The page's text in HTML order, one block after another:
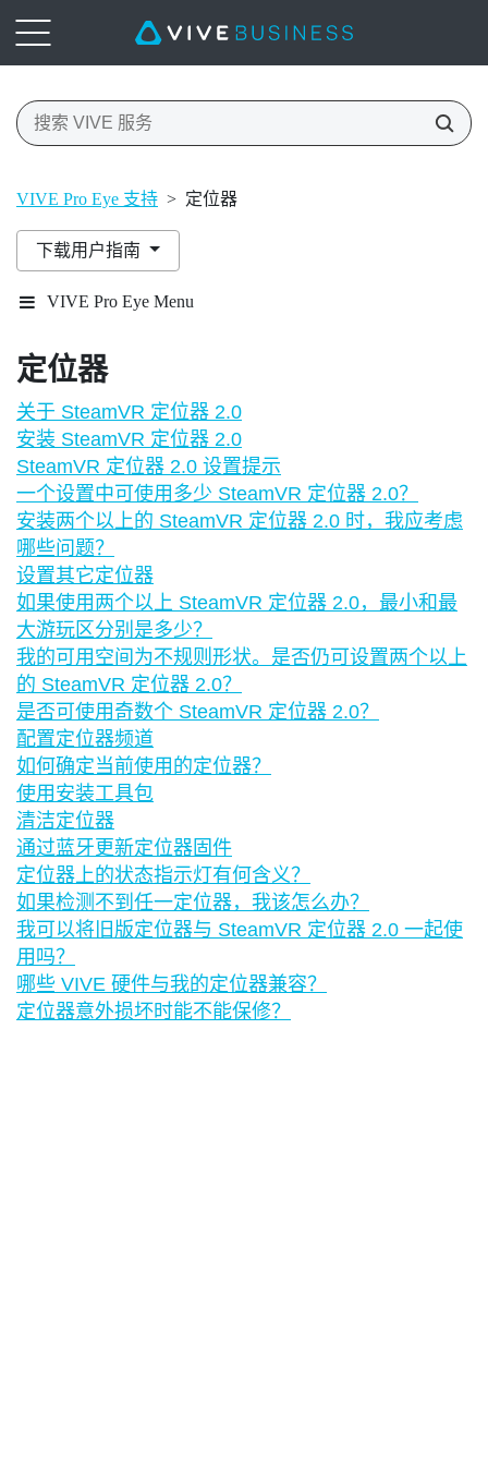
VIVE Pro Eye 支持 > 定位器
下载用户指南
VIVE Pro Eye Menu
定位器
关于 SteamVR 定位器 2.0
安装 SteamVR 定位器 2.0
SteamVR 定位器 2.0 设置提示
一个设置中可使用多少 SteamVR 定位器 2.0？
安装两个以上的 SteamVR 定位器 2.0 时，我应考虑
哪些问题？
设置其它定位器
如果使用两个以上 SteamVR 定位器 2.0，最小和最
大游玩区分别是多少？
我的可用空间为不规则形状。是否仍可设置两个以上
的 SteamVR 定位器 2.0？
是否可使用奇数个 SteamVR 定位器 2.0？
配置定位器频道
如何确定当前使用的定位器？
使用安装工具包
清洁定位器
通过蓝牙更新定位器固件
定位器上的状态指示灯有何含义？
如果检测不到任一定位器，我该怎么办？
我可以将旧版定位器与 SteamVR 定位器 2.0 一起使
用吗？
哪些 VIVE 硬件与我的定位器兼容？
定位器意外损坏时能不能保修？